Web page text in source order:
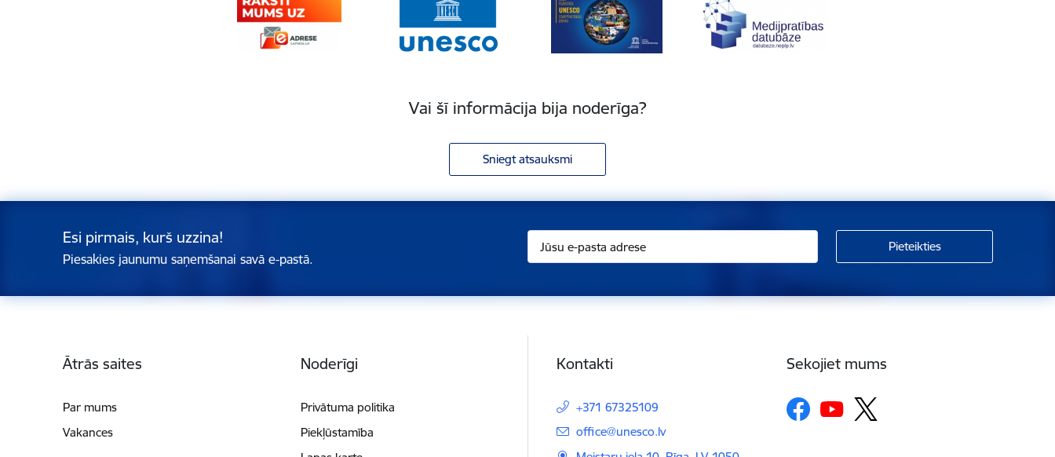
Vai šī informācija bija noderīga?
Sniegt atsauksmi
Esi pirmais, kurš uzzina!
Piesakies jaunumu saņemšanai savā e-pastā.
Ātrās saites
Par mums
Vakances
Noderīgi
Privātuma politika
Piekļūstamība
Kontakti
+371 67325109
E-pasts:
office@unesco.lv
Sekojiet mums